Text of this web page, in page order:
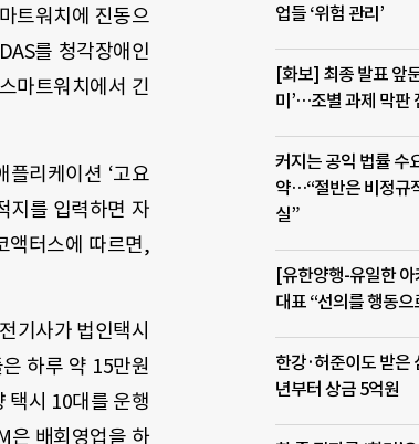
트워치에 진동으
를 청각장애인
마트워치에서 긴
플리케이션 ‘고요
지를 입력하면 자
액터스에 따르면,
기사가 법인택시
하루 약 15만원
택시 10대를 운행
은 배회영업을 하
업들 ‘위험 관리’
[화보] 최종 발표 앞
미’…조별 과제 막판
커지는 공익 법률 수
약…“절반은 비정규
실”
[유한양행-유일한
대표 “선의를 행동
한강·허준이도 받은
년부터 상금 5억원